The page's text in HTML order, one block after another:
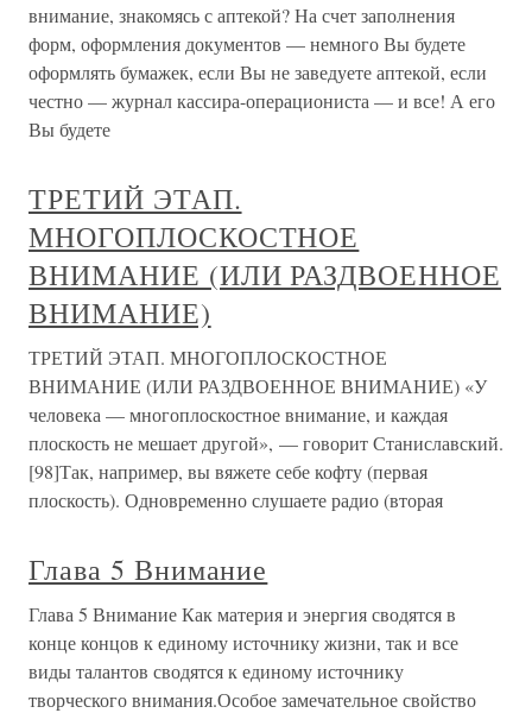
внимание, знакомясь с аптекой? На счет заполнения
форм, оформления документов — немного Вы будете
оформлять бумажек, если Вы не заведуете аптекой, если
честно — журнал кассира-операциониста — и все! А его
Вы будете
ТРЕТИЙ ЭТАП.
МНОГОПЛОСКОСТНОЕ
ВНИМАНИЕ (ИЛИ РАЗДВОЕННОЕ
ВНИМАНИЕ)
ТРЕТИЙ ЭТАП. МНОГОПЛОСКОСТНОЕ
ВНИМАНИЕ (ИЛИ РАЗДВОЕННОЕ ВНИМАНИЕ) «У
человека — многоплоскостное внимание, и каждая
плоскость не мешает другой», — говорит Станиславский.
[98]Так, например, вы вяжете себе кофту (первая
плоскость). Одновременно слушаете радио (вторая
Глава 5 Внимание
Глава 5 Внимание Как материя и энергия сводятся в
конце концов к единому источнику жизни, так и все
виды талантов сводятся к единому источнику
творческого внимания.Особое замечательное свойство